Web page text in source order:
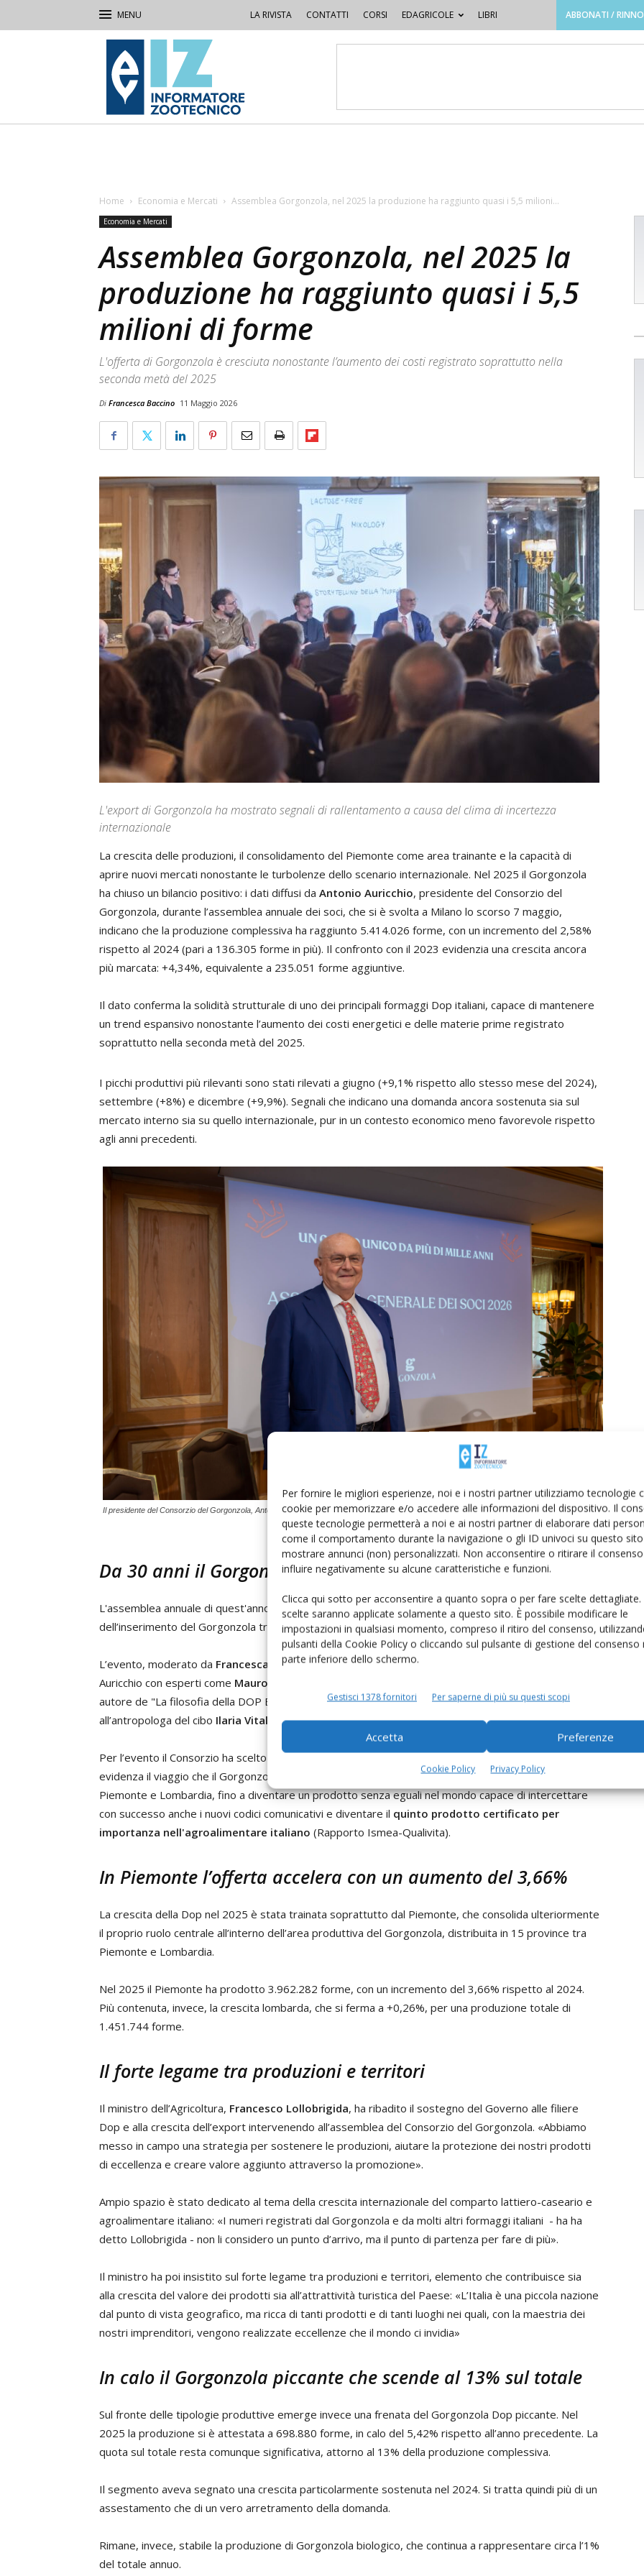
Per fornire le migliori esperienze, noi e i nostri partner utilizziamo tecnologie
cookie per memorizzare e/o accedere alle informazioni del dispositivo. Il
queste tecnologie permetterà a noi e ai nostri partner di elaborare dati
come il comportamento durante la navigazione o gli ID univoci su questo
mostrare annunci (non) personalizzati. Non acconsentire o ritirare il
influire negativamente su alcune caratteristiche e funzioni.
Clicca qui sotto per acconsentire a quanto sopra o per fare scelte dettagliate.
scelte saranno applicate solamente a questo sito. È possibile modificare le
impostazioni in qualsiasi momento, compreso il ritiro del consenso,
pulsanti della Cookie Policy o cliccando sul pulsante di gestione del consenso
parte inferiore dello schermo.
Gestisci 1378 fornitori Per saperne di più su questi scopi
Accetta Preferenze
Cookie Policy Privacy Policy
LA RIVISTA CONTATTI CORSI EDAGRICOLE LIBRI ABBONATI /
IZ
Informatore
Zootecnico
Home Economia e Mercati Assemblea Gorgonzola, nel 2025 la produzione ha raggiunto quasi i 5,5 milioni...
Economia e Mercati
Assemblea Gorgonzola, nel 2025 la
produzione ha raggiunto quasi i 5,5
milioni di forme
L'offerta di Gorgonzola è cresciuta nonostante l’aumento dei costi registrato soprattutto nella
seconda metà del 2025
Di Francesca Baccino 11 Maggio 2026
L'export di Gorgonzola ha mostrato segnali di rallentamento a causa del clima di incertezza
internazionale
La crescita delle produzioni, il consolidamento del Piemonte come area trainante e la capacità di
aprire nuovi mercati nonostante le turbolenze dello scenario internazionale. Nel 2025 il Gorgonzola
ha chiuso un bilancio positivo: i dati diffusi da Antonio Auricchio, presidente del Consorzio del
Gorgonzola, durante l’assemblea annuale dei soci, che si è svolta a Milano lo scorso 7 maggio,
indicano che la produzione complessiva ha raggiunto 5.414.026 forme, con un incremento del 2,58%
rispetto al 2024 (pari a 136.305 forme in più). Il confronto con il 2023 evidenzia una crescita ancora
più marcata: +4,34%, equivalente a 235.051 forme aggiuntive.
Il dato conferma la solidità strutturale di uno dei principali formaggi Dop italiani, capace di mantenere
un trend espansivo nonostante l’aumento dei costi energetici e delle materie prime registrato
soprattutto nella seconda metà del 2025.
I picchi produttivi più rilevanti sono stati rilevati a giugno (+9,1% rispetto allo stesso mese del 2024),
settembre (+8%) e dicembre (+9,9%). Segnali che indicano una domanda ancora sostenuta sia sul
mercato interno sia su quello internazionale, pur in un contesto economico meno favorevole rispetto
agli anni precedenti.
Il presidente del Consorzio del Gorgonzola, Antonio Auricchio
Da 30 anni il Gorgonzola è Dop
L'assemblea annuale di quest'anno ha assunto un valore simbolico: ricorre, infatti, il 30° anniversario
dell’inserimento del Gorgonzola tra i prodotti Dop (giugno 1996).
L’evento, moderato da Francesca Romana Barberini, ha visto dialogare il presidente del Consorzio
Auricchio con esperti come Mauro Rosati,
autore de "La filosofia della DOP Economy", assieme al divulgatoreFederico Quaranta,
all’antropologa del cibo Ilaria Vitali e al food-creatorFederico Fusca.
Per l’evento il Consorzio ha scelto l’esaustivo titolo “Un gusto unico da più di mille anni” mettendo in
evidenza il viaggio che il Gorgonzola ha compiuto dalla sua nascita, che si fa risalire all’anno 1007 tra
Piemonte e Lombardia, fino a diventare un prodotto senza eguali nel mondo capace di intercettare
con successo anche i nuovi codici comunicativi e diventare il quinto prodotto certificato per
importanza nell'agroalimentare italiano (Rapporto Ismea-Qualivita).
In Piemonte l’offerta accelera con un aumento del 3,66%
La crescita della Dop nel 2025 è stata trainata soprattutto dal Piemonte, che consolida ulteriormente
il proprio ruolo centrale all’interno dell’area produttiva del Gorgonzola, distribuita in 15 province tra
Piemonte e Lombardia.
Nel 2025 il Piemonte ha prodotto 3.962.282 forme, con un incremento del 3,66% rispetto al 2024.
Più contenuta, invece, la crescita lombarda, che si ferma a +0,26%, per una produzione totale di
1.451.744 forme.
Il forte legame tra produzioni e territori
Il ministro dell’Agricoltura, Francesco Lollobrigida, ha ribadito il sostegno del Governo alle filiere
Dop e alla crescita dell’export intervenendo all’assemblea del Consorzio del Gorgonzola. «Abbiamo
messo in campo una strategia per sostenere le produzioni, aiutare la protezione dei nostri prodotti
di eccellenza e creare valore aggiunto attraverso la promozione».
Ampio spazio è stato dedicato al tema della crescita internazionale del comparto lattiero-caseario e
agroalimentare italiano: «I numeri registrati dal Gorgonzola e da molti altri formaggi italiani - ha ha
detto Lollobrigida - non li considero un punto d’arrivo, ma il punto di partenza per fare di più».
Il ministro ha poi insistito sul forte legame tra produzioni e territori, elemento che contribuisce sia
alla crescita del valore dei prodotti sia all’attrattività turistica del Paese: «L’Italia è una piccola nazione
dal punto di vista geografico, ma ricca di tanti prodotti e di tanti luoghi nei quali, con la maestria dei
nostri imprenditori, vengono realizzate eccellenze che il mondo ci invidia»
In calo il Gorgonzola piccante che scende al 13% sul totale
Sul fronte delle tipologie produttive emerge invece una frenata del Gorgonzola Dop piccante. Nel
2025 la produzione si è attestata a 698.880 forme, in calo del 5,42% rispetto all’anno precedente. La
quota sul totale resta comunque significativa, attorno al 13% della produzione complessiva.
Il segmento aveva segnato una crescita particolarmente sostenuta nel 2024. Si tratta quindi più di un
assestamento che di un vero arretramento della domanda.
Rimane, invece, stabile la produzione di Gorgonzola biologico, che continua a rappresentare circa l’1%
del totale annuo.